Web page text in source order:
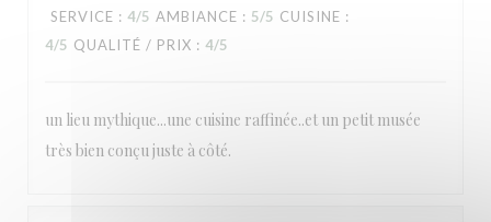
SERVICE : 4/5 AMBIANCE : 5/5 CUISINE :
4/5 QUALITÉ / PRIX : 4/5
un lieu mythique...une cuisine raffinée..et un petit musée
très bien conçu juste à côté.